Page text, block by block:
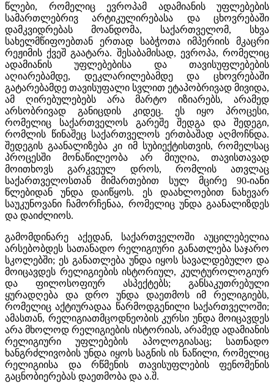
წლები, რომელიც ევროპამ ადამიანის უფლებების
სამართლებრივ არტიკულირებასა და ცხოვრებაში
დამკვიდრებას მოანდომა, საქართველომ, სხვა
სახელმწიფოებთან ერთად საბჭოთა იმპერიის მკაცრი
რეჟიმის ქვეშ გაატარა. შესაბამისად, ევროპა, რომელიც
ადამიანის უფლებებისა და თავისუფლებების
აღიარებამდე, დეკლარილებამდე და ცხოვრებაში
გატარებამდე თავისუფალი სვლით ეტაპობრივად მივიდა,
ამ ღირებულებებს არა მარტო იზიარებს, არამედ
არსობრივად განიცდის კიდეც. ეს იყო პროცესი,
რომელიც საქართველოს გარეშე შედგა და შედეგი,
რომლის წინაშეც საქართველოს ერთბაშად აღმოჩნდა.
შედეგის გაანალიზება კი იმ სუბიექტისთვის, რომელსაც
პროცესში მონაწილეობა არ მიუღია, თავისთავად
მოითხოვს გარკვეულ დროს, რომლის ათვლაც
საქართველოსთან მიმართებით სულ მცირე 90-იანი
წლებიდან უნდა დაიწყოს. ეს დაახლოებით ნახევარ
საუკუნოვანი ჩამორჩენაა, რომელიც უნდა გაანალიზდეს
და დაიძლიოს.
გამომდინარე აქედან, საქართველოში აუცილებელია
არსებობდეს სათანადო რელიგიური განათლება საჯარო
სკოლებში; ეს განათლება უნდა იყოს სავალდებულო და
მოიცავდეს რელიგიების ისტორიულ, კულტუროლოგიურ
და ფილოსოფიურ ასპექტებს; განსაკუთრებული
ყურადღება და დრო უნდა დაეთმოს იმ რელიგიებს,
რომელიც აქტიურადაა წარმოდგენილი საქართველოში;
ამასთან, რელიგიათმცოდნეობის კურსი უნდა მოიცავდეს
არა მხოლოდ რელიგიების ისტორიას, არამედ ადამიანის
რელიგიური უფლებების აპოლოგიასაც; სათნადო
ხანგრძლივობის უნდა იყოს საგნის ის ნაწილი, რომელიც
რელიგიისა და რწმენის თავისუფლების ფენომენის
გაცნობიერებას დაეთმობა და ა.შ.